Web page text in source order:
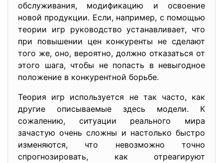
обслуживания, модификацию и освоение
новой продукции. Если, например, с помощью
теории игр руководство устанавливает, что
при повышении цен конкуренты не сделают
того же, оно, вероятно, должно отказаться от
этого шага, чтобы не попасть в невыгодное
положение в конкурентной борьбе.
Теория игр используется не так часто, как
другие описываемые здесь модели. К
сожалению, ситуации реального мира
зачастую очень сложны и настолько быстро
изменяются, что невозможно точно
спрогнозировать, как отреагируют